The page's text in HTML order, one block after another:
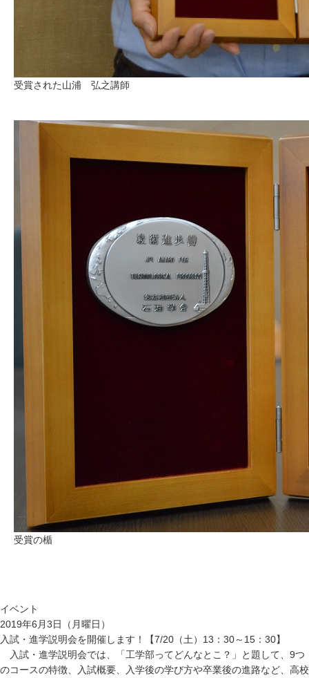
受賞された山浦 弘之講師
受賞の楯
イベント
2019年6月3日（月曜日）
入試・進学説明会を開催します！【7/20（土）13：30～15：30】
入試・進学説明会では、「工学部ってどんなとこ？」と題して、9つ
のコースの特徴、入試概要、入学後の学び方や卒業後の進路など、高校